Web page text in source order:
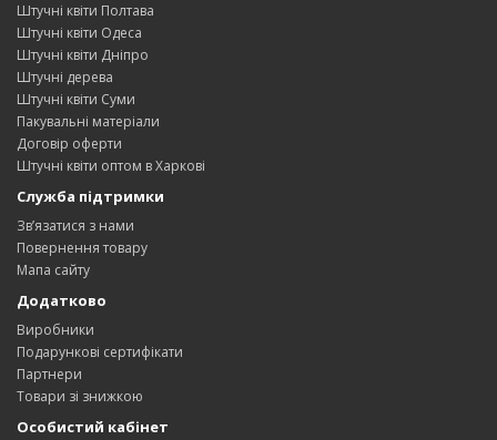
Штучні квіти Полтава
Штучні квіти Одеса
Штучні квіти Дніпро
Штучні дерева
Штучні квіти Суми
Пакувальні матеріали
Договір оферти
Штучні квіти оптом в Харкові
Служба підтримки
Зв’язатися з нами
Повернення товару
Мапа сайту
Додатково
Виробники
Подарункові сертифікати
Партнери
Товари зі знижкою
Особистий кабінет